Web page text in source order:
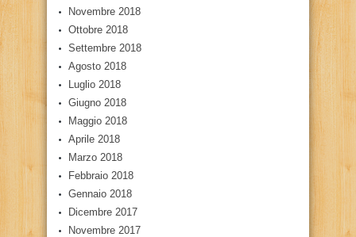
Novembre 2018
Ottobre 2018
Settembre 2018
Agosto 2018
Luglio 2018
Giugno 2018
Maggio 2018
Aprile 2018
Marzo 2018
Febbraio 2018
Gennaio 2018
Dicembre 2017
Novembre 2017